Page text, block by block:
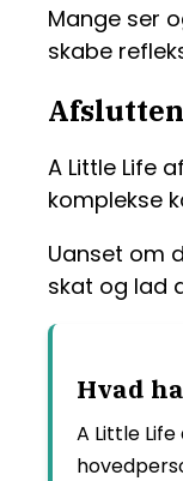
Mange ser
skabe
A Little Life
komplekse
Uanset om
skat og lad
Hvad
A Little